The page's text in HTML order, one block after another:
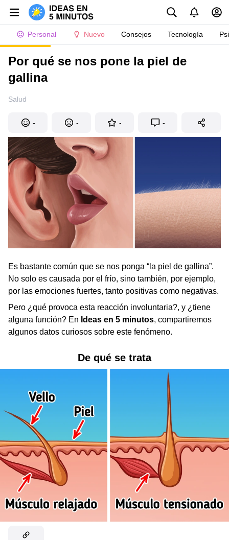
Personal Nuevo Consejos Tecnología
Por qué se nos pone la piel de
gallina
Salud
- - - -
Es bastante común que se nos ponga “la piel de gallina”.
No solo es causada por el frío, sino también, por ejemplo,
por las emociones fuertes, tanto positivas como negativas.
Pero ¿qué provoca esta reacción involuntaria?, y ¿tiene
alguna función? En Ideas en 5 minutos, compartiremos
algunos datos curiosos sobre este fenómeno.
De qué se trata